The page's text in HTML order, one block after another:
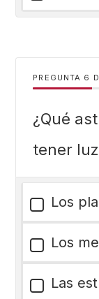
PREGUNTA
¿Qué
tener
Los
Los
Las